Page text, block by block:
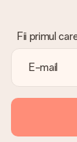
Fii primul